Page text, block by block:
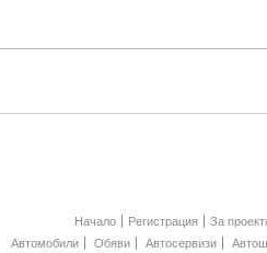
Начало Регистрация За
Автомобили
Обяви Автосервизи